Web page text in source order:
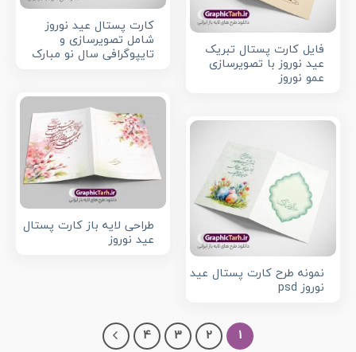
کارت پستال عید نوروز
شامل تصویرسازی و
تایپوگرافی سال نو مبارک
فایل کارت پستال تبریک
عید نوروز با تصویرسازی
عمو نوروز
طراحی لایه باز کارت پستال
عید نوروز
نمونه طرح کارت پستال عید
نوروز psd
1
2
3
4